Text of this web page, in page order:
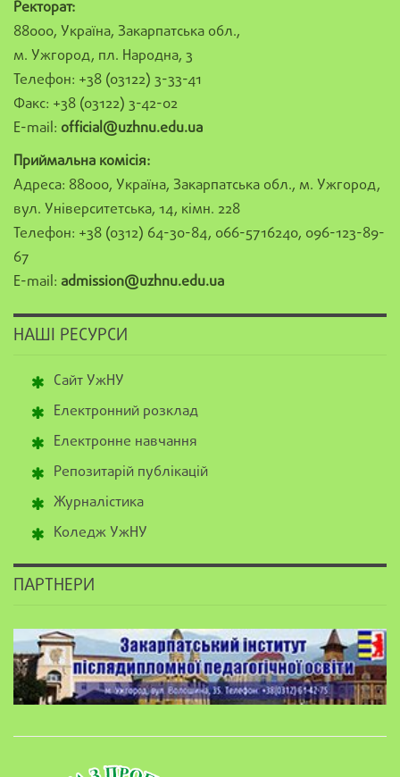
Ректорат:
88000, Україна, Закарпатська обл.,
м. Ужгород, пл. Народна, 3
Телефон: +38 (03122) 3-33-41
Факс: +38 (03122) 3-42-02
E-mail: official@uzhnu.edu.ua
Приймальна комісія:
Адреса: 88000, Україна, Закарпатська обл., м. Ужгород,
вул. Університетська, 14, кімн. 228
Телефон: +38 (0312) 64-30-84, 066-5716240, 096-123-89-
67
E-mail: admission@uzhnu.edu.ua
НАШІ РЕСУРСИ
Сайт УжНУ
Електронний розклад
Електронне навчання
Репозитарій публікацій
Журналістика
Коледж УжНУ
ПАРТНЕРИ